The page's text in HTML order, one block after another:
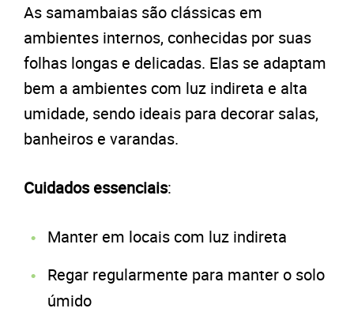
As samambaias são clássicas em
ambientes internos, conhecidas por suas
folhas longas e delicadas. Elas se adaptam
bem a ambientes com luz indireta e alta
umidade, sendo ideais para decorar salas,
banheiros e varandas.
Cuidados essenciais:
Manter em locais com luz indireta
Regar regularmente para manter o solo
úmido